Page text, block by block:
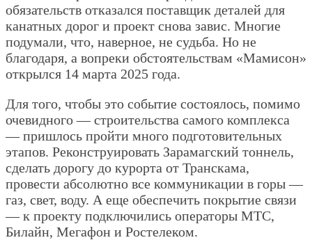
обязательств отказался поставщик деталей для
канатных дорог и проект снова завис. Многие
подумали, что, наверное, не судьба. Но не
благодаря, а вопреки обстоятельствам «Мамисон»
открылся 14 марта 2025 года.
Для того, чтобы это событие состоялось, помимо
очевидного — строительства самого комплекса
— пришлось пройти много подготовительных
этапов. Реконструировать Зарамагский тоннель,
сделать дорогу до курорта от Транскама,
провести абсолютно все коммуникации в горы —
газ, свет, воду. А еще обеспечить покрытие связи
— к проекту подключились операторы МТС,
Билайн, Мегафон и Ростелеком.